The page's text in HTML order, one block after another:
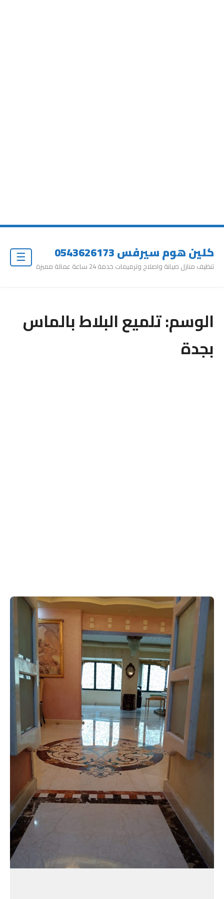
كلين هوم سيرفس 0543626173
تنظيف منازل صيانة واصلاح وترميمات خدمة 24 ساعة عمالة مميزة
الوسم:تلميع البلاط بالماس
بجدة